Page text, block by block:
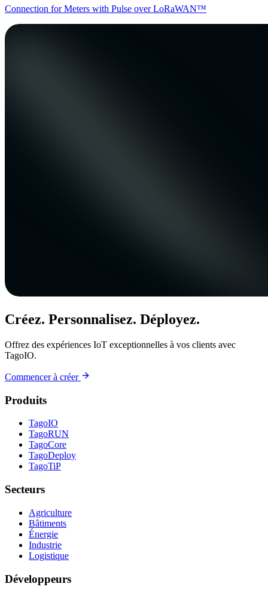
Connection for Meters with Pulse over LoRaWAN™
Créez. Personnalisez. Déployez.
Offrez des expériences IoT exceptionnelles à vos clients avec
TagoIO.
Commencer à créer
Produits
TagoIO
TagoRUN
TagoCore
TagoDeploy
TagoTiP
Secteurs
Agriculture
Bâtiments
Énergie
Industrie
Logistique
Développeurs